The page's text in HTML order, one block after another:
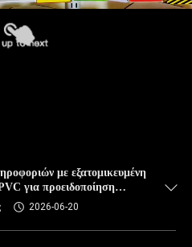
με εξατομικευμένη
για προειδοποίηση
2026-06-20